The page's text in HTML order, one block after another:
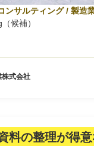
ンサルティング / 製造
候補）
式会社
料の整理が得